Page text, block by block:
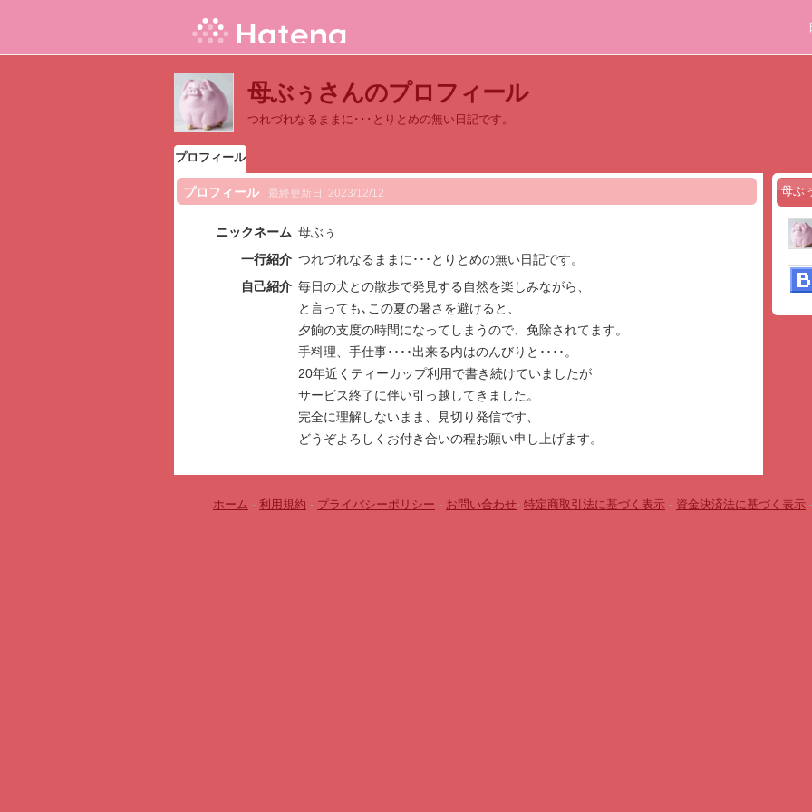
母ぶぅさんのプロフィール
つれづれなるままに･･･とりとめの無い日記です。
プロフィール
プロフィール 最終更新日: 2023/12/12
ニックネーム 母ぶぅ
一行紹介 つれづれなるままに･･･とりとめの無い日記です。
自己紹介 毎日の犬との散歩で発見する自然を楽しみながら、
と言っても､この夏の暑さを避けると、
夕餉の支度の時間になってしまうので、免除されてます。
手料理、手仕事････出来る内はのんびりと････。
20年近くティーカップ利用で書き続けていましたが
サービス終了に伴い引っ越してきました。
完全に理解しないまま、見切り発信です、
どうぞよろしくお付き合いの程お願い申し上げます。
母ぶ
ホーム - 利用規約 - プライバシーポリシー - お問い合わせ- 特定商取引法に基づく表示 - 資金決済法に基づく表示 -